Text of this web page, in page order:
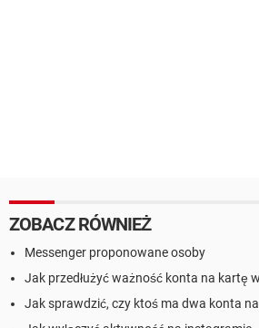
ZOBACZ RÓWNIEŻ
Messenger proponowane osoby
Jak przedłużyć ważność konta na kartę
Jak sprawdzić, czy ktoś ma dwa konta